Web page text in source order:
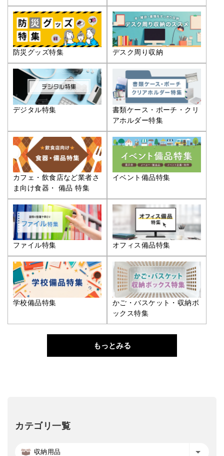
防災グッズ特集 デスク周り収納
デジタル特集
書類ケース・ポーチ・クリ
アホルダー特集
カフェ・飲食店など業者さ
ま向け食器・ 備品 特集
イベント備品特集
ファイル特集 オフィス備品特集
学校備品特集
かご・バスケット・収納ボ
ックス特集
もっとみる
カテゴリ一覧
収納用品